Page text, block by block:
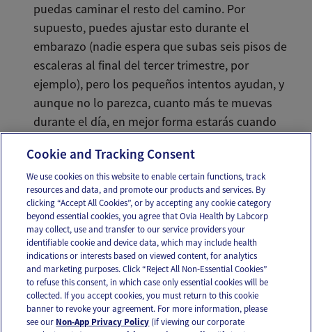
puedas caminar el resto del camino. Por
supuesto, puedes ajustar esto durante el
embarazo (nadie espera que subas seis pisos de
escaleras al final del tercer trimestre, por
ejemplo), pero los pequeños intentos ayudan, y
aunque no lo parezca, cuanto más te muevas
durante el día, en mejor forma estarás cuando
Email Text
OUR APPS
Cookie and Tracking Consent
We use cookies on this website to enable certain functions, track
resources and data, and promote our products and services. By
clicking “Accept All Cookies”, or by accepting any cookie category
beyond essential cookies, you agree that Ovia Health by Labcorp
may collect, use and transfer to our service providers your
identifiable cookie and device data, which may include health
indications or interests based on viewed content, for analytics
and marketing purposes. Click “Reject All Non-Essential Cookies”
to refuse this consent, in which case only essential cookies will be
collected. If you accept cookies, you must return to this cookie
banner to revoke your agreement. For more information, please
see our Non-App Privacy Policy (if viewing our corporate